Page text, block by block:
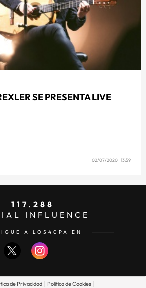
SE PRESENTA LIVE
02/07/2020 13:59
117.288
INFLUENCE
A LOS40PA EN
de Privacidad Politica de Cookies